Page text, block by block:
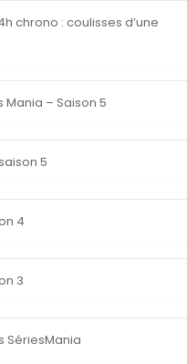
chrono : coulisses d’une
Mania – Saison 5
5
4
3
SériesMania